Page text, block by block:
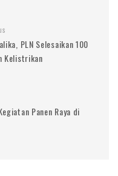
PLN Selesaikan 100
Kelistrikan
Panen Raya di